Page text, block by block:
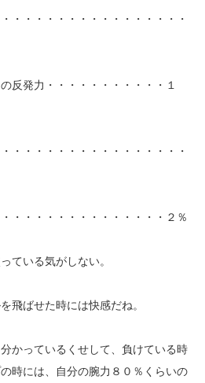
・・・・・・・・・・・・・・・・
反発力・・・・・・・・・・・１
・・・・・・・・・・・・・・・・
・・・・・・・・・・・・・・２％
ている気がしない。
飛ばせた時には快感だね。
かっているくせして、負けている時
時には、自分の腕力８０％くらいの